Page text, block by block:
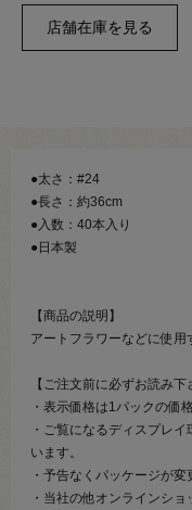
●太さ：#24
●長さ：約36cm
●入数：40本入り
●日本製
【商品の説明】
アートフラワーなどに使用
【ご注文前に必ずお読み下
・表示価格は1パックの価格
・ご覧になるディスプレ
います。
・予告なくパッケージが変
・当社の他オンラインシ